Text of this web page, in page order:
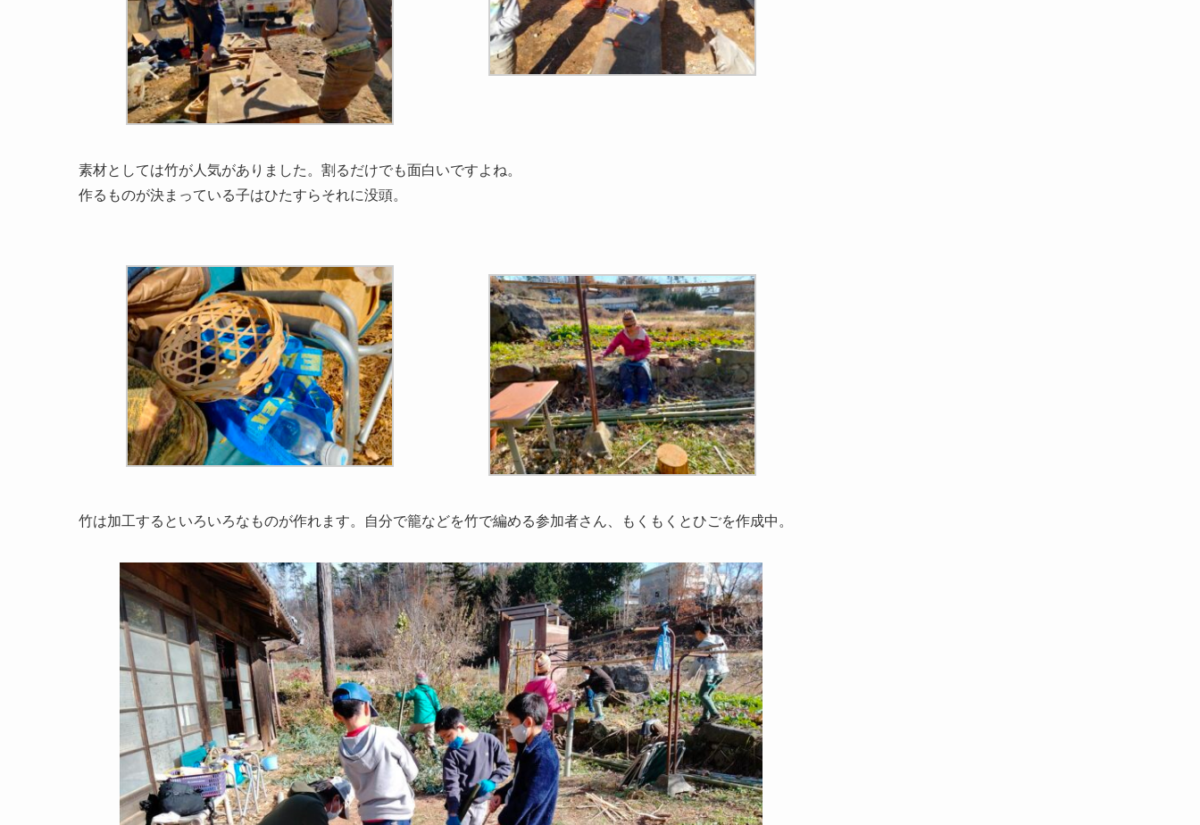
素材としては竹が人気がありました。割るだけでも面白いですよね。
作るものが決まっている子はひたすらそれに没頭。
竹は加工するといろいろなものが作れます。自分で籠などを竹で編める参加者さん、もくもくとひごを作成中。